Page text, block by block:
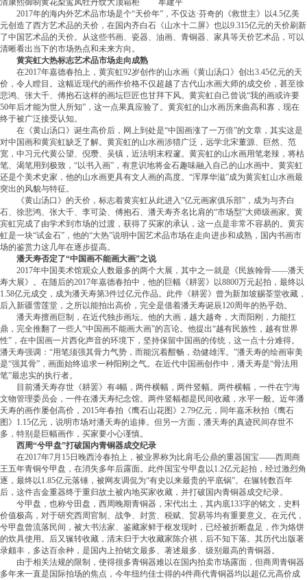
清康熙御制黄花梨鸾凤牡丹纹大顶箱柜 牟建平
2017年的海内外艺术品市场是个“天价年”，不仅达·芬奇的《救世主》以4.5亿美
元创造了西方艺术品的天价，在国内齐白石《山水十二屏》也以9.315亿元的天价刷新
了中国艺术品的天价。从这些书画、瓷器、油画、青铜器、家具等天价艺术品，可以
清晰看出当下的市场热点和未来方向。
黄宾虹大热标志艺术品市场走向成熟
在2017年嘉德春拍上，黄宾虹92岁创作的山水画《黄山汤口》创出3.45亿元的天
价，令人瞠目。这幅近现代的画作价格不仅超越了古代山水画大师的成交价，甚至徐
悲鸿、张大千、傅抱石这样的画坛巨匠也甘拜下风。黄宾虹自己曾说“我的画或许要
50年后才能为世人所知”，这一点果真应验了。黄宾虹的山水画历来曲高和寡，现在
终于被广泛接受认知。
在《黄山汤口》诞生高价后，网上到处是“中国画涨了一万倍”的文章，其实这是
对中国画和黄宾虹缺乏了解。黄宾虹的山水画涉猎广泛，远学北宋董源、巨然、范
宽，中习元代黄公望、倪瓒、吴镇，近法明末程邃。黄宾虹的山水画用笔老辣，将枯
笔、渴笔用到极致，“以书入画”，有意识地将金石趣味融入自己的山水画中。黄宾虹
还是个美术史家，他的山水画更具有文人画的高度。“浑厚华滋”成为黄宾虹山水画最
突出的风貌与特征。
《黄山汤口》的天价，标志着黄宾虹从此进入“亿元画家俱乐部”，成为与齐白
石、徐悲鸿、张大千、李可染、傅抱石、潘天寿齐名比肩的“市场型”大师级画家。黄
宾虹完成了由学术到市场的过渡，获得了买家的承认，这一点是非常不容易的。黄宾
虹是一块“试金石”，他的“大热”说明中国艺术品市场在走向进步和成熟，国内书画市
场的鉴赏力这几年在逐步提高。
潘天寿否定了“中国画不能画大画”之说
2017年中国美术馆观众人数最多的两个大展，其中之一就是《民族翰骨——潘天
寿大展》。在随后的2017年嘉德春拍中，他的巨幅《耕罢》以8800万元起拍，最终以
1.58亿元成交，成为潘天寿第3件过亿元作品。此件《耕罢》曾为新加坡赐荃堂收藏，
后入新疆雪莲堂，之所以能拍出高价，完全是借着潘天寿诞辰120周年的热乎劲。
潘天寿擅画巨制，在近代独步画坛。他的大画，越大越奇，大而阳刚，力能扛
鼎，完全推翻了一些人“中国画不能画大画”的言论。他提出“越有民族性，越有世界
性”，在中国画一片西化声音的环境下，坚持保留中国画的传统，这一点十分难得。
潘天寿强调：“用笔须强其骨力气势，而能沉着酣畅，劲健雄浑。”潘天寿的绘画审美
是“强其骨”，画面始终追求一种阳刚之气。在近代中国画创作中，潘天寿是“骨法用
笔”最忠实的执行者。
目前潘天寿存世《耕罢》有4幅，两件横幅，两件竖幅。两件横幅，一件在宁海
文物管理委员会，一件在潘天寿纪念馆。两件竖幅都是民间收藏，水平一般。近年潘
天寿的画作屡创高价，2015年春拍《鹰石山花图》2.79亿元，同年嘉禾秋拍《鹰石
图》1.15亿元，说明市场对潘天寿的追捧。但另一方面，潘天寿的真迹民间存世不
多，特别是巨幅画作，买家要小心谨慎。
西周“兮甲盘”打破国内青铜器成交纪录
在2017年7月15日晚西泠春拍上，被业界称为比肩毛公鼎的重器国宝——西周商
王五年青铜兮甲盘，在消失多年后露面。此件国宝兮甲盘以1.2亿元起拍，经过激烈角
逐，最终以1.85亿元落锤，被网友调侃为“有史以来最贵的平底锅”。在辗转数百年
后，这件吉金重器终于重归故土被内地买家收藏，并打破国内青铜器成交纪录。
兮甲盘，也称兮田盘，西周晚期青铜器，宋代出土，其内底133字的铭文，史料
价值极高，对于研究西周官制、战争、封赏、税赋、贸易等均有重要意义。在元代，
兮甲盘曾流落民间，被大书法家、鉴藏家鲜于枢发现时，已经被折断盘足，作为烙饼
的炊具使用。后又辗转收藏，清末归于大收藏家陈介祺，后不知下落。其历代出版著
录颇丰，多达百余种，是国内上拍铭文最多、著述最多、级别最高的青铜器。
由于相关法规的限制，使得很多青铜器难以在国内拍卖市场露面，但商周青铜器
多年来一直是国际拍场的焦点，今年纽约佳士得的4件商代青铜器均以超亿元高价成